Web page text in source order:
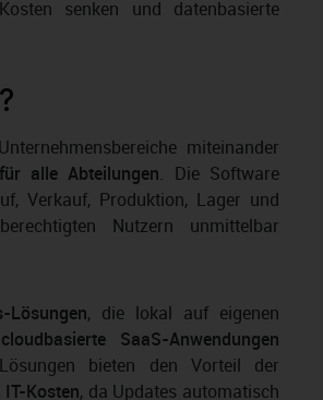
senken und datenbasierte
miteinander
alle Abteilungen. Die Software
Verkauf, Produktion, Lager und
Nutzern unmittelbar
Lösungen, die lokal auf eigenen
cloudbasierte SaaS-Anwendungen
bieten den Vorteil der
Kosten, da Updates automatisch